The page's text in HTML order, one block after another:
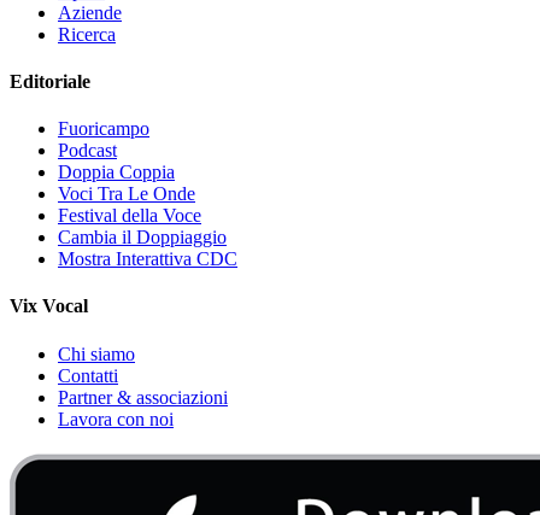
Aziende
Ricerca
Editoriale
Fuoricampo
Podcast
Doppia Coppia
Voci Tra Le Onde
Festival della Voce
Cambia il Doppiaggio
Mostra Interattiva CDC
Vix Vocal
Chi siamo
Contatti
Partner & associazioni
Lavora con noi